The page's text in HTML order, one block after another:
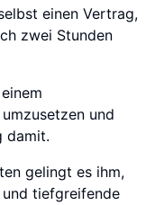
einen Vertrag,
zwei Stunden
und
damit.
gelingt es ihm,
tiefgreifende